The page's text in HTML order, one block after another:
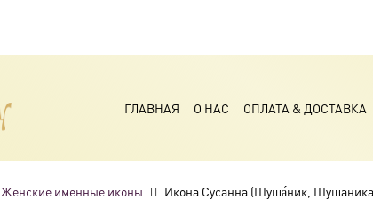
ГЛАВНАЯ О НАС ОПЛАТА & ДОСТАВКА
Женские именные иконы Икона Сусанна (Шуша́ник,